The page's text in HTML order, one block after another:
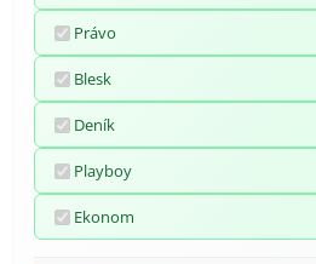
Právo
Blesk
Deník
Playboy
Ekonom